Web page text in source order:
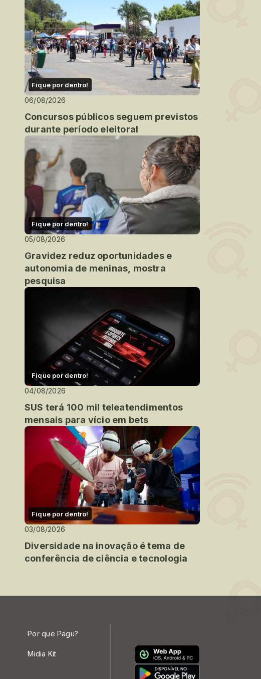
Fique por dentro!
06/08/2026
Concursos públicos seguem previstos
durante período eleitoral
Fique por dentro!
05/08/2026
Gravidez reduz oportunidades e
autonomia de meninas, mostra
pesquisa
Fique por dentro!
04/08/2026
SUS terá 100 mil teleatendimentos
mensais para vício em bets
Fique por dentro!
03/08/2026
Diversidade na inovação é tema de
conferência de ciência e tecnologia
Por que Pagu?
Midia Kit